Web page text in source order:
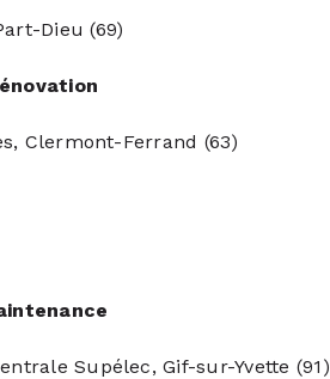
Dieu (69)
Clermont-Ferrand (63)
Supélec, Gif-sur-Yvette (91)